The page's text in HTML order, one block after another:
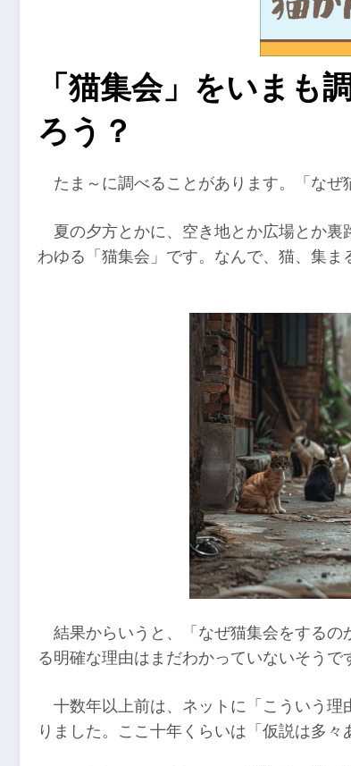
「猫集会」をいまも
ろう？
たま～に調べることがあります。「なぜ
夏の夕方とかに、空き地とか広場とか
わゆる「猫集会」です。なんで、猫、集
結果からいうと、「なぜ猫集会をする
る明確な理由はまだわかっていないそうで
十数年以上前は、ネットに「こういう
りました。ここ十年くらいは「仮説は多々